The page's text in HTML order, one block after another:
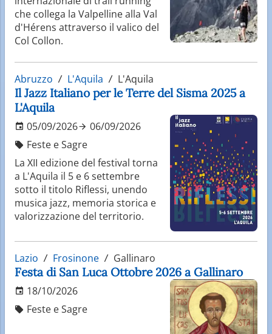
che collega la Valpelline alla Val
d'Hérens attraverso il valico del
Col Collon.
Abruzzo L'Aquila L'Aquila
Il Jazz Italiano per le Terre del Sisma 2025 a
L'Aquila
05/09/2026
06/09/2026
Feste e Sagre
La XII edizione del festival torna
a L'Aquila il 5 e 6 settembre
sotto il titolo Riflessi, unendo
musica jazz, memoria storica e
valorizzazione del territorio.
Lazio Frosinone Gallinaro
Festa di San Luca Ottobre 2026 a Gallinaro
18/10/2026
Feste e Sagre